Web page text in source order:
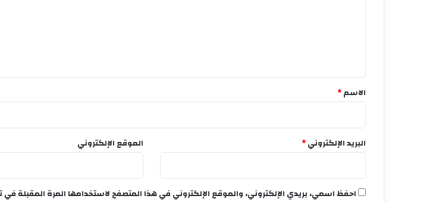
*
الاسم*
البريد الإلكتروني* الموقع الإلكتروني
احفظ اسمي، بريدي الإلكتروني، والموقع الإلكتروني في هذا المتصفح لاستخدامها المرة المقبلة